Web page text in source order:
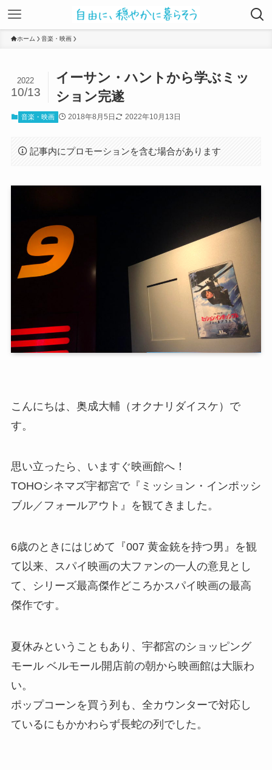
ホーム 音楽・映画
イーサン・ハントから学ぶミッ
ション完遂
2022
10/13
音楽・映画 2018年8月5日 2022年10月13日
記事内にプロモーションを含む場合があります
こんにちは、奥成大輔（オクナリダイスケ）で
す。
思い立ったら、いますぐ映画館へ！
TOHOシネマズ宇都宮で『ミッション・インポッシ
ブル／フォールアウト』を観てきました。
6歳のときにはじめて『007 黄金銃を持つ男』を観
て以来、スパイ映画の大ファンの一人の意見とし
て、シリーズ最高傑作どころかスパイ映画の最高
傑作です。
夏休みということもあり、宇都宮のショッピング
モール ベルモール開店前の朝から映画館は大賑わ
い。
ポップコーンを買う列も、全カウンターで対応し
ているにもかかわらず長蛇の列でした。